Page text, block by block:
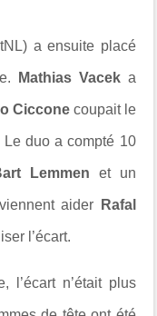
a ensuite placé
Mathias Vaceka
Cicconecoupait le
Le duo a compté 10
Lemmen et un
aider Rafal
l’écart.
l’écart n’était plus